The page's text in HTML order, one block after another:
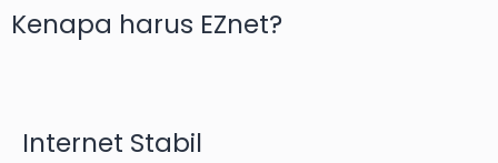
Kenapa harus EZnet?
Internet Stabil